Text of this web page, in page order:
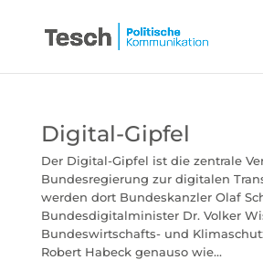
Digital-Gipfel
Der Digital-Gipfel ist die zentrale
Bundesregierung zur digitalen
werden dort Bundeskanzler Olaf
Bundesdigitalminister Dr. Volker
Bundeswirtschafts- und
Robert Habeck genauso wie...